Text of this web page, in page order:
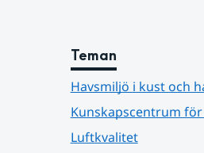
Teman
Havsmiljö i kust och
Kunskapscentrum
Luftkvalitet